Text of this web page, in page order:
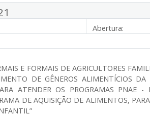
Abertura:
E FORMAIS DE AGRICULTORES
DE GÊNEROS ALIMENTÍCIOS
ATENDER OS PROGRAMAS PNAE -
DE AQUISIÇÃO DE ALIMENTOS,